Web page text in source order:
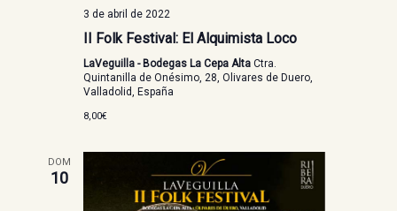
3 de abril de 2022
II Folk Festival: El Alquimista Loco
LaVeguilla - Bodegas La Cepa Alta Ctra.
Quintanilla de Onésimo, 28, Olivares de Duero,
Valladolid, España
8,00€
DOM
10